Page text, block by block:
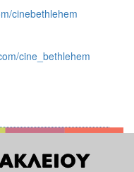
cinebethlehem
cine_bethlehem